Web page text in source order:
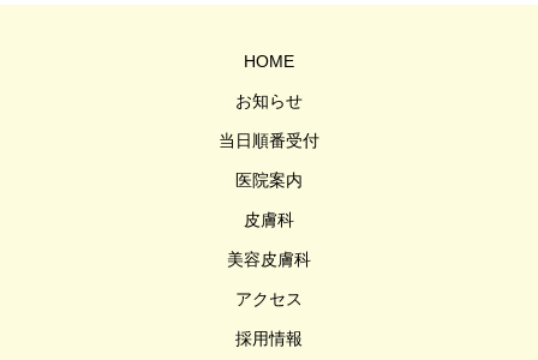
HOME
お知らせ
当日順番受付
医院案内
皮膚科
美容皮膚科
アクセス
採用情報